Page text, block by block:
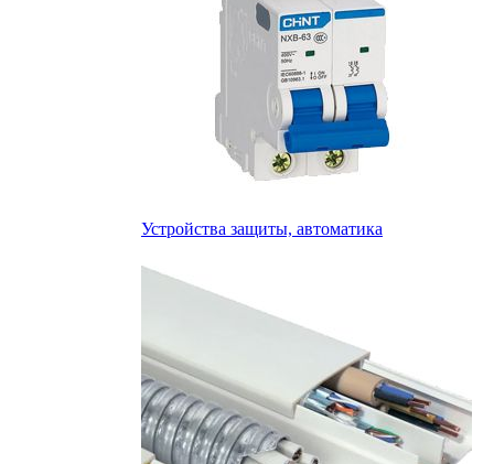
Устройства защиты, автоматика